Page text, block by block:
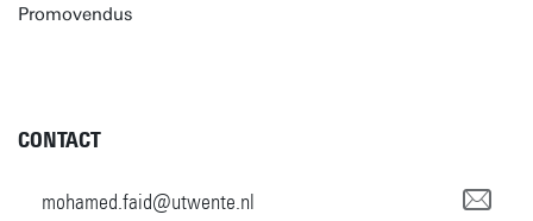
Promovendus
CONTACT
mohamed.faid@utwente.nl